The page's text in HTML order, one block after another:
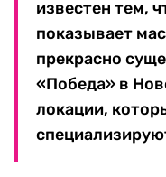
известен тем,
показывает
прекрасно
«Победа» в
локации,